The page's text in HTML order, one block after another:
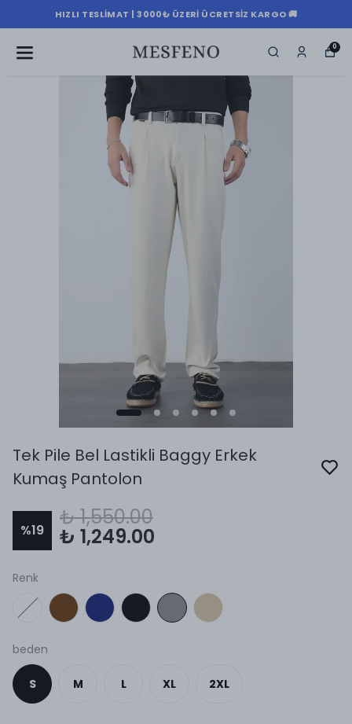
HIZLI TESLIMAT | 3000₺ ÜZERI ÜCRETSIZ KARGO 🚚
0
Tek Pile Bel Lastikli Baggy Erkek
Kumaş Pantolon
%19
₺ 1,550.00
₺ 1,249.00
Renk
beden
S M L XL 2XL